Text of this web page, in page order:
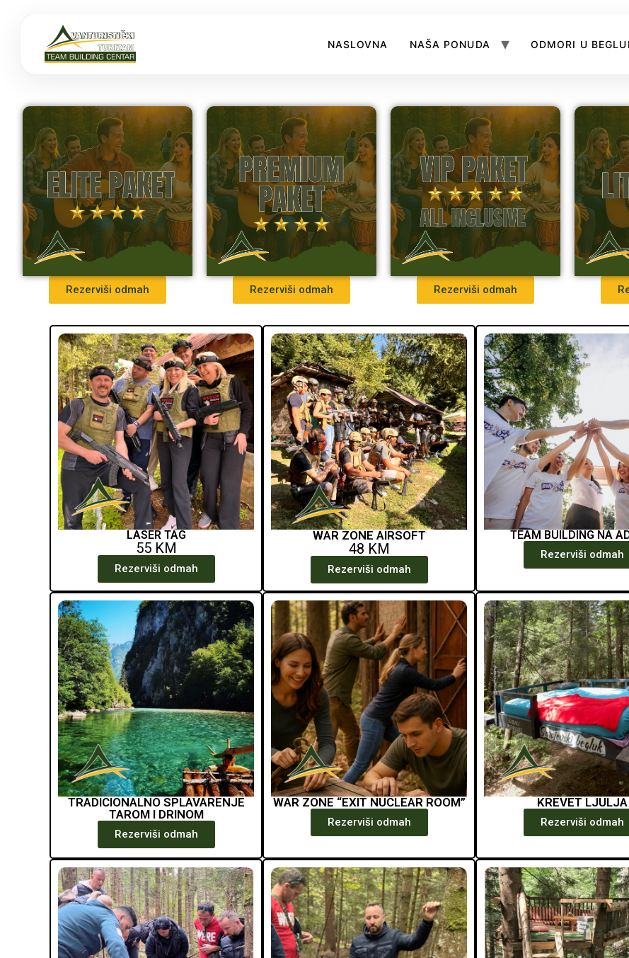
NASLOVNA NAŠA PONUDA ODMORI U
Rezerviši odmah Rezerviši odmah Rezerviši odmah
LASER TAG
55 KM
Rezerviši odmah
WAR ZONE AIRSOFT
48 KM
Rezerviši odmah
TEAM BUILDING NA
Rezerviši odmah
TRADICIONALNO SPLAVARENJE
TAROM I DRINOM
Rezerviši odmah
WAR ZONE “EXIT NUCLEAR ROOM”
Rezerviši odmah
KREVET LJULJA
Rezerviši odmah